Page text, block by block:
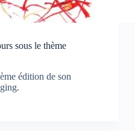
sous le thème
édition de son